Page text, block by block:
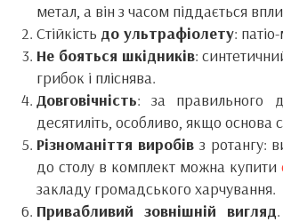
метал, а він з часом піддається
Стійкість до ультрафіолету:
Не бояться шкідників:
грибок і пліснява.
Довговічність: за правильного
десятиліть, особливо, якщо основа
Різноманіття виробів з ротангу:
до столу в комплект можна купити
закладу громадського харчування.
Привабливий зовнішній вигляд